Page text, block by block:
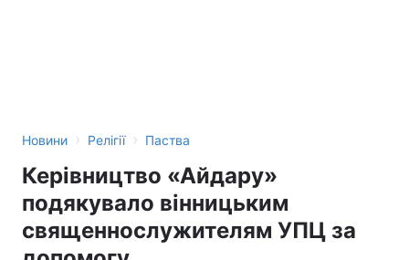
Новини › Релігії › Паства
Керівництво «Айдару»
подякувало вінницьким
священнослужителям УПЦ за